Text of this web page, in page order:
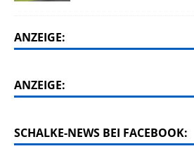
ANZEIGE:
ANZEIGE:
SCHALKE-NEWS BEI FACEBOOK: